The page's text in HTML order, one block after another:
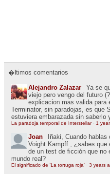
�ltimos comentarios
Alejandro Zalazar
Ya se
viejo pero vengo del futuro
explicacion mas valida para
Terminator, sin paradojas, es que
estuviera embarazada sin saberlo
La paradoja temporal de Interstellar· 1
Joan
Iñaki, Cuando hablas
Voight Kampff , ¿sabes que
de un test de ficción que no
mundo real?
El significado de 'La tortuga roja' · 3 years